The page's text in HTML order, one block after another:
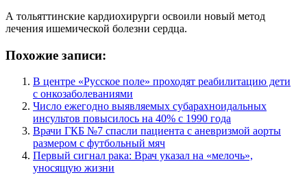
А тольяттинские кардиохирурги освоили новый метод
лечения ишемической болезни сердца.
Похожие записи:
В центре «Русское поле» проходят реабилитацию дети
с онкозаболеваниями
Число ежегодно выявляемых субарахноидальных
инсультов повысилось на 40% с 1990 года
Врачи ГКБ №7 спасли пациента с аневризмой аорты
размером с футбольный мяч
Первый сигнал рака: Врач указал на «мелочь»,
уносящую жизни